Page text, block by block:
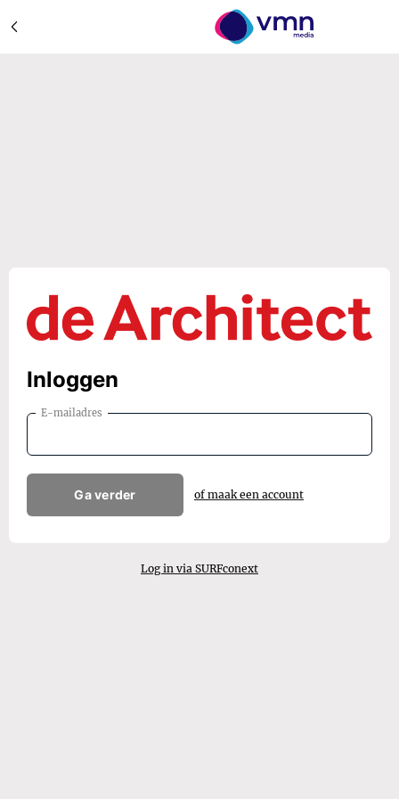
Inloggen
E-mailadres
Ga verder of maak een account
Log in via SURFconext